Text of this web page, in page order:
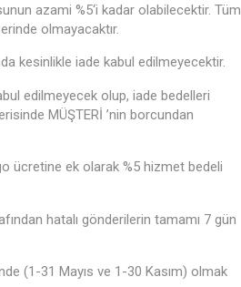
azami %5‘i kadar olabilecektir. Tüm
olmayacaktır.
kesinlikle iade kabul edilmeyecektir.
edilmeyecek olup, iade bedelleri
MÜŞTERİ ’nin borcundan
ücretine ek olarak %5 hizmet bedeli
hatalı gönderilerin tamamı 7 gün
(1-31 Mayıs ve 1-30 Kasım) olmak